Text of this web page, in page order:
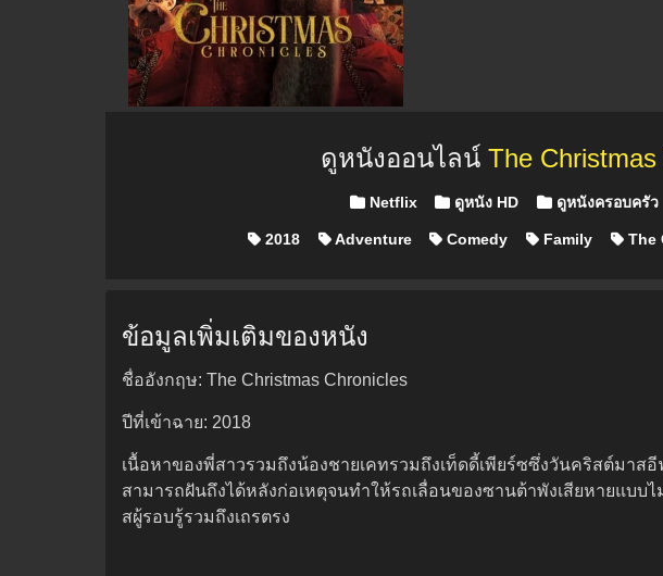
ดูหนังออนไลน์ The
Posted in
Netflix ดูหนัง HD ดูหนังครอบครัว
2018 Adventure Comedy Family The
ข้อมูลเพิ่มเติมของหนัง
ชื่ออังกฤษ: The Christmas Chronicles
ปีที่เข้าฉาย: 2018
เนื้อหาของพี่สาวรวมถึงน้องชายเคทรวมถึงเท็ดดี้เพียร์ซซึ่งวันคริสต์มา
สามารถฝันถึงได้หลังก่อเหตุจนทำให้รถเลื่อนของซานต้าพังเสียหายแบ
สผู้รอบรู้รวมถึงเถรตรง